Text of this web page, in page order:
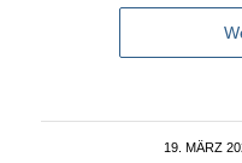
19. MÄRZ
/